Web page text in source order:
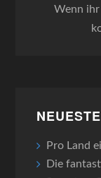
Wenn
Pro Land
Die